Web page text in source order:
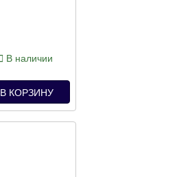
В наличии
В КОРЗИНУ